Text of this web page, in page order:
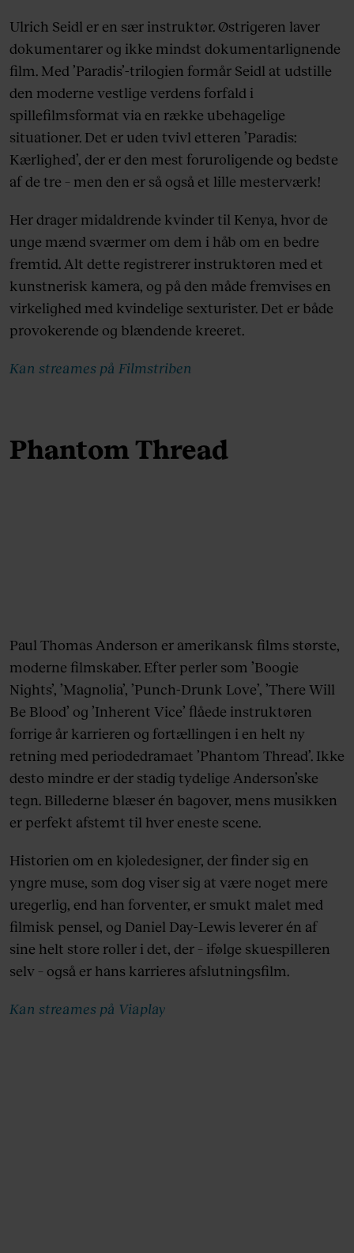
Ulrich Seidl er en sær instruktør. Østrigeren laver
dokumentarer og ikke mindst dokumentarlignende
film. Med ’Paradis’-trilogien formår Seidl at udstille
den moderne vestlige verdens forfald i
spillefilmsformat via en række ubehagelige
situationer. Det er uden tvivl etteren ’Paradis:
Kærlighed’, der er den mest foruroligende og bedste
af de tre – men den er så også et lille mesterværk!
Her drager midaldrende kvinder til Kenya, hvor de
unge mænd sværmer om dem i håb om en bedre
fremtid. Alt dette registrerer instruktøren med et
kunstnerisk kamera, og på den måde fremvises en
virkelighed med kvindelige sexturister. Det er både
provokerende og blændende kreeret.
Kan streames på Filmstriben
Phantom Thread
Paul Thomas Anderson er amerikansk films største,
moderne filmskaber. Efter perler som ’Boogie
Nights’, ’Magnolia’, ’Punch-Drunk Love’, ’There Will
Be Blood’ og ’Inherent Vice’ flåede instruktøren
forrige år karrieren og fortællingen i en helt ny
retning med periodedramaet ’Phantom Thread’. Ikke
desto mindre er der stadig tydelige Anderson’ske
tegn. Billederne blæser én bagover, mens musikken
er perfekt afstemt til hver eneste scene.
Historien om en kjoledesigner, der finder sig en
yngre muse, som dog viser sig at være noget mere
uregerlig, end han forventer, er smukt malet med
filmisk pensel, og Daniel Day-Lewis leverer én af
sine helt store roller i det, der – ifølge skuespilleren
selv – også er hans karrieres afslutningsfilm.
Kan streames på Viaplay